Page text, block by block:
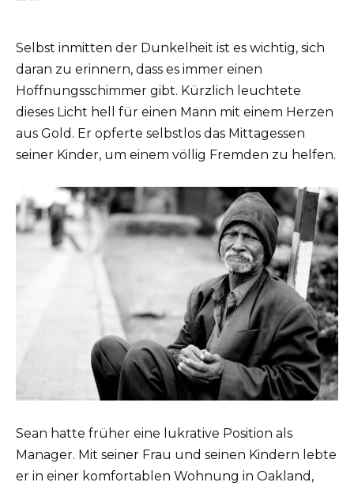
Selbst inmitten der Dunkelheit ist es wichtig, sich
daran zu erinnern, dass es immer einen
Hoffnungsschimmer gibt. Kürzlich leuchtete
dieses Licht hell für einen Mann mit einem Herzen
aus Gold. Er opferte selbstlos das Mittagessen
seiner Kinder, um einem völlig Fremden zu helfen.
Sean hatte früher eine lukrative Position als
Manager. Mit seiner Frau und seinen Kindern lebte
er in einer komfortablen Wohnung in Oakland,